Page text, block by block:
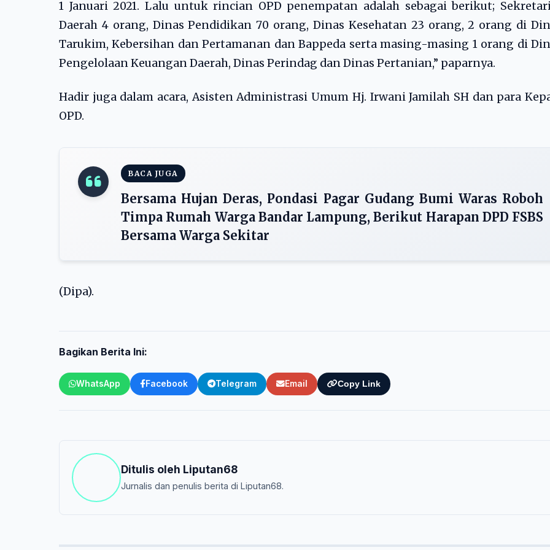
1 Januari 2021. Lalu untuk rincian OPD penempatan adalah sebagai berikut;
Daerah 4 orang, Dinas Pendidikan 70 orang, Dinas Kesehatan 23 orang, 2 orang di
Tarukim, Kebersihan dan Pertamanan dan Bappeda serta masing-masing 1 orang di
Pengelolaan Keuangan Daerah, Dinas Perindag dan Dinas Pertanian,” paparnya.
Hadir juga dalam acara, Asisten Administrasi Umum Hj. Irwani Jamilah SH dan para
OPD.
BACA JUGA
Bersama Hujan Deras, Pondasi Pagar Gudang Bumi Waras Roboh
Timpa Rumah Warga Bandar Lampung, Berikut Harapan DPD FSBS
Bersama Warga Sekitar
(Dipa).
Bagikan Berita Ini:
WhatsApp Facebook Telegram Email Copy Link
Ditulis oleh Liputan68
Jurnalis dan penulis berita di Liputan68.